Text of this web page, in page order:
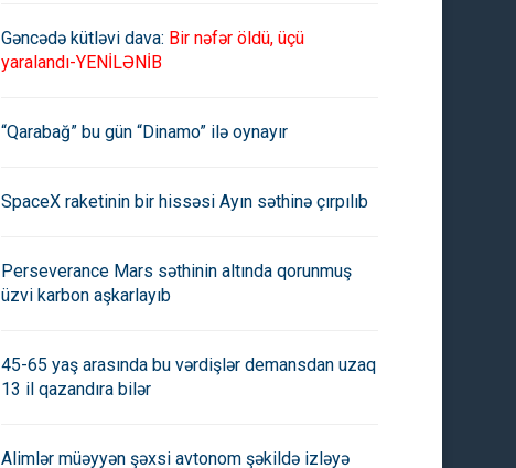
Gəncədə kütləvi dava: Bir nəfər öldü, üçü
yaralandı-YENİLƏNİB
“Qarabağ” bu gün “Dinamo” ilə oynayır
SpaceX raketinin bir hissəsi Ayın səthinə çırpılıb
Perseverance Mars səthinin altında qorunmuş
üzvi karbon aşkarlayıb
45-65 yaş arasında bu vərdişlər demansdan uzaq
13 il qazandıra bilər
Alimlər müəyyən şəxsi avtonom şəkildə izləyə